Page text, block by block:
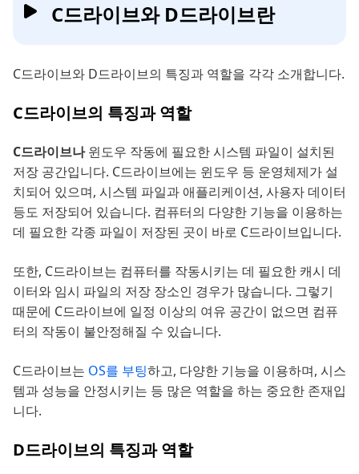
C드라이브와 D드라이브란
C드라이브와 D드라이브의 특징과 역할을 각각 소개합니다.
C드라이브의 특징과 역할
C드라이브나윈도우 작동에 필요한 시스템 파일이 설치된
저장 공간입니다. C드라이브에는 윈도우 등 운영체제가 설
치되어 있으며, 시스템 파일과 애플리케이션, 사용자 데이터
등도 저장되어 있습니다. 컴퓨터의 다양한 기능을 이용하는
데 필요한 각종 파일이 저장된 곳이 바로 C드라이브입니다.
또한, C드라이브는 컴퓨터를 작동시키는 데 필요한 캐시 데
이터와 임시 파일의 저장 장소인 경우가 많습니다. 그렇기
때문에 C드라이브에 일정 이상의 여유 공간이 없으면 컴퓨
터의 작동이 불안정해질 수 있습니다.
C드라이브는 OS를 부팅하고, 다양한 기능을 이용하며, 시스
템과 성능을 안정시키는 등 많은 역할을 하는 중요한 존재입
니다.
D드라이브의 특징과 역할